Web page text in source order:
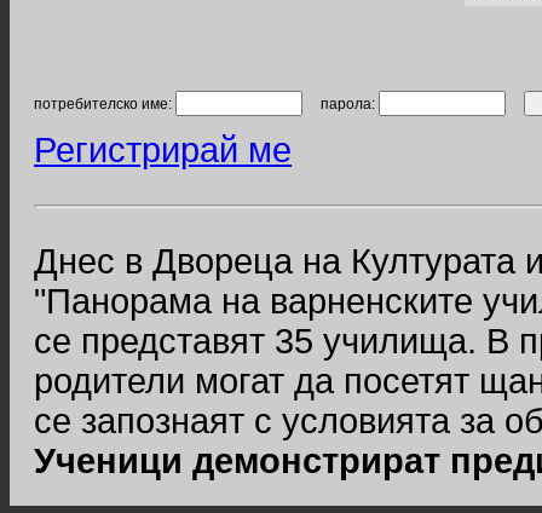
потребителско име: парола:
Регистрирай ме
Днес в Двореца на Културата
"Панорама на варненските
се представят 35 училища. В
родители могат да посетят
се запознаят с условията за
Ученици демонстрират